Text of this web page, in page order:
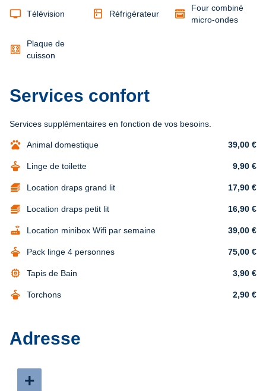
tv Télévision kitchen Réfrigérateur
Four combiné
micro-ondes
Plaque de
cuisson
Services confort
Services supplémentaires en fonction de vos besoins.
pets Animal domestique 39,00 €
dry_cleaning Linge de toilette 9,90 €
Location draps grand lit 17,90 €
Location draps petit lit 16,90 €
router Location minibox Wifi par semaine 39,00 €
dry_cleaning Pack linge 4 personnes 75,00 €
memory Tapis de Bain 3,90 €
dry_cleaning Torchons 2,90 €
Adresse
+